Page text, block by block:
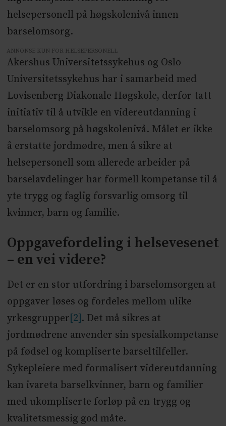
helsepersonell på høgskolenivå innen
barselomsorg.
ANNONSE KUN FOR HELSEPERSONELL
Akershus Universitetssykehus og Oslo
Universitetssykehus har i samarbeid med
Lovisenberg Diakonale Høgskole, derfor tatt
initiativ til å utvikle en videreutdanning i
barselomsorg på høgskolenivå. Målet er ikke
å erstatte jordmødre, men å sikre at
helsepersonell som allerede arbeider på
barselavdelinger har formell kompetanse til å
yte trygg og faglig forsvarlig omsorg til
kvinner, barn og familie.
Oppgavefordeling i helsevesenet
– en vei videre?
Det er en stor utfordring i barselomsorgen at
oppgaver løses og fordeles mellom ulike
yrkesgrupper [2] . Det må sikres at
jordmødrene anvender sin spesialkompetanse
på fødsel og kompliserte barseltilfeller.
Sykepleiere med formalisert videreutdanning
kan ivareta barselkvinner, barn og familier
med ukompliserte forløp på en trygg og
kvalitetsmessig god måte.